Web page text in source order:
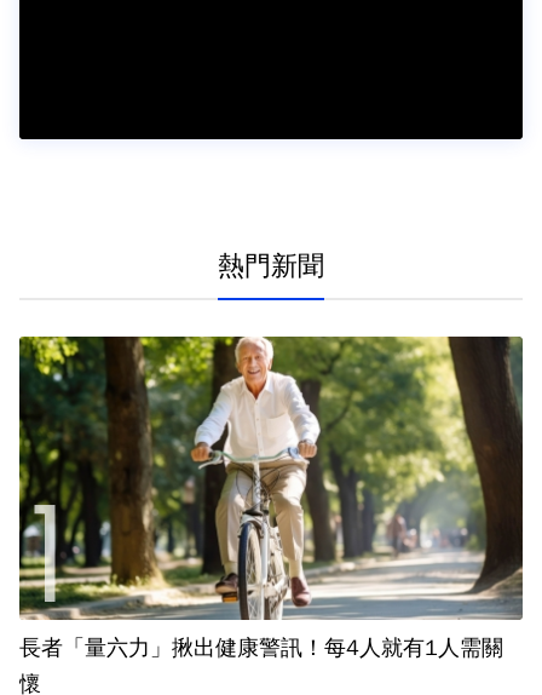
熱門新聞
長者「量六力」揪出健康警訊！每4人就有1人需關
懷